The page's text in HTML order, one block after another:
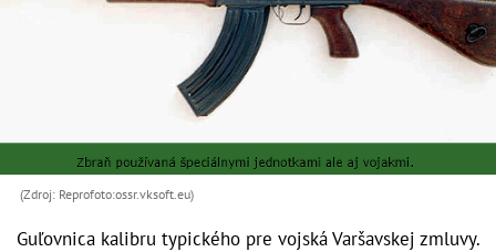
(Zdroj: Reprofoto:ossr.vksoft.eu)
Guľovnica kalibru typického pre vojská Varšavskej zmluvy.